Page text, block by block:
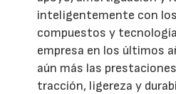
inteligentemente con
compuestos y
empresa en los últimos
aún más las
tracción, ligereza y